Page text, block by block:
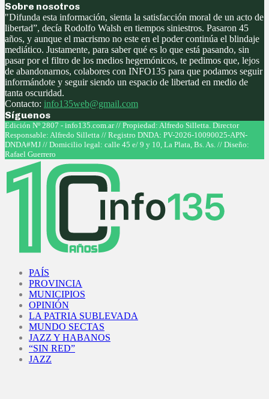
Sobre nosotros
"Difunda esta información, sienta la satisfacción moral de un acto de
libertad”, decía Rodolfo Walsh en tiempos siniestros. Pasaron 45
años, y aunque el macrismo no este en el poder continúa el blindaje
mediático. Justamente, para saber qué es lo que está pasando, sin
pasar por el filtro de los medios hegemónicos, te pedimos que, lejos
de abandonarnos, colabores con INFO135 para que podamos seguir
informándote y seguir siendo un espacio de libertad en medio de
tanta oscuridad.
Contacto: info135web@gmail.com
Síguenos
Facebook
Twitter
Instagram
Youtube
Edición Nº 2807 - info135.com.ar // Propiedad: Alfredo Silletta. Director
Responsable: Alfredo Silletta // Registro DNDA: PV-2026-10090025-APN-
DNDA#MJ // Domicilio legal: calle 45 e/ 9 y 10, La Plata, Bs. As. // Diseño:
Rafael Guerrero
PAÍS
PROVINCIA
MUNICIPIOS
OPINIÓN
LA PATRIA SUBLEVADA
MUNDO SECTAS
JAZZ Y HABANOS
“SIN RED”
JAZZ